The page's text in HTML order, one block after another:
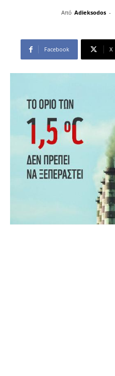
Από Adieksodos -
Facebook X